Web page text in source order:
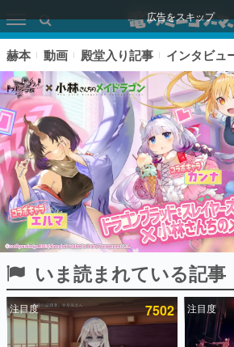
広告をスキップ
ピックアップ
電ファミのいま読まれている記事ランキング
赫本 動画 殿堂入り記事 インタビュ
いま読まれている記事
注目度 7502 注目度